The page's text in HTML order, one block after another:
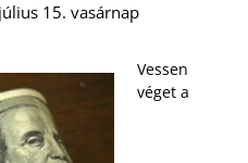
15. vasárnap
Vessen
véget a